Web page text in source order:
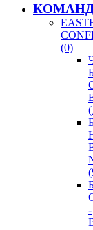
(0)
-